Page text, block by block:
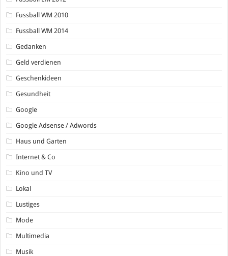
Fussball WM 2010
Fussball WM 2014
Gedanken
Geld verdienen
Geschenkideen
Gesundheit
Google
Google Adsense / Adwords
Haus und Garten
Internet & Co
Kino und TV
Lokal
Lustiges
Mode
Multimedia
Musik